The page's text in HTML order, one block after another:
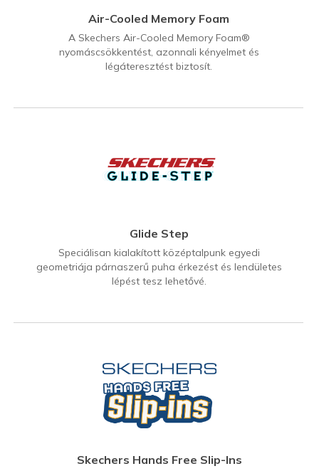
Air-Cooled Memory Foam
A Skechers Air-Cooled Memory Foam®
nyomáscsökkentést, azonnali kényelmet és
légáteresztést biztosít.
Glide Step
Speciálisan kialakított középtalpunk egyedi
geometriája párnaszerű puha érkezést és lendületes
lépést tesz lehetővé.
Skechers Hands Free Slip-Ins